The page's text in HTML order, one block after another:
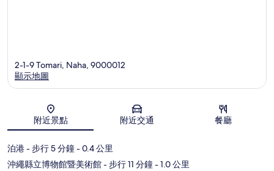
地圖
2-1-9 Tomari, Naha, 9000012
顯示地圖
附近景點 附近交通 餐廳
泊港- 步行 5 分鐘- 0.4 公里
沖繩縣立博物館暨美術館- 步行 11 分鐘- 1.0 公里